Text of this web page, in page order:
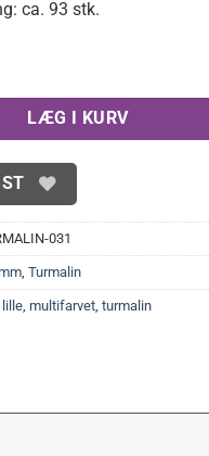
ca. 93 stk.
4,5 mm antal
LÆG I KURV
031
, Turmalin
lille, multifarvet, turmalin